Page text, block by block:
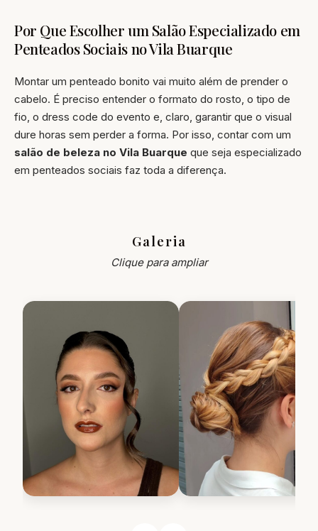
Por Que Escolher um Salão Especializado em
Penteados Sociais no Vila Buarque
Montar um penteado bonito vai muito além de prender o
cabelo. É preciso entender o formato do rosto, o tipo de
fio, o dress code do evento e, claro, garantir que o visual
dure horas sem perder a forma. Por isso, contar com um
salão de beleza no Vila Buarque que seja especializado
em penteados sociais faz toda a diferença.
Galeria
Clique para ampliar